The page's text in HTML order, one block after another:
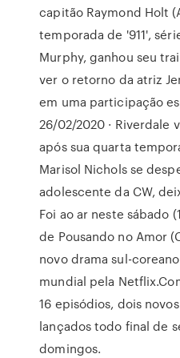
capitão Raymond Holt
temporada de '911',
Murphy, ganhou seu
ver o retorno da atriz
em uma participação
26/02/2020 · Riverdale
após sua quarta
Marisol Nichols se
adolescente da CW,
Foi ao ar neste sábado
de Pousando no Amor
novo drama sul-
mundial pela
16 episódios, dois
lançados todo final de
domingos.